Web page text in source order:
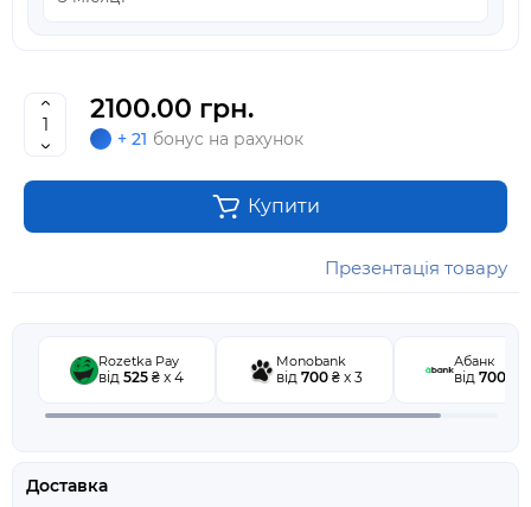
2100.00 грн.
+ 21 бонус на рахунок
Купити
Презентація товару
Rozetka Pay
від 525 ₴ x 4
Monobank
від 700₴ x 3
Абанк
від 700
Доставка